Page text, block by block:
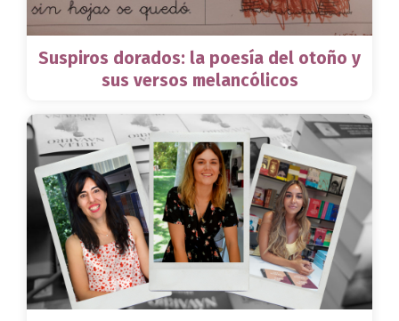
Suspiros dorados: la poesía del otoño y
sus versos melancólicos